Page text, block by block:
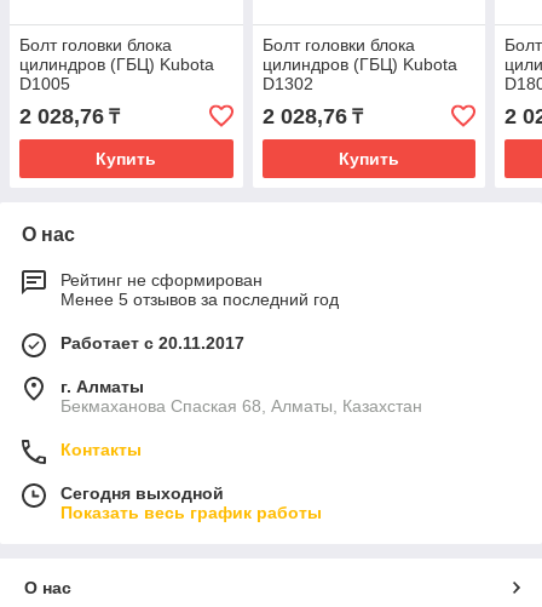
Болт головки блока
цилиндров (ГБЦ) Kubota
D1005
2 028,76 ₸
Купить
Болт головки блока
цилиндров (ГБЦ) Kubota
D1302
2 028,76₸
Купить
2
О нас
Рейтинг не сформирован
Менее 5 отзывов за последний год
Работает с 20.11.2017
г. Алматы
Бекмаханова Спаская 68, Алматы, Казахстан
Контакты
Сегодня выходной
Показать весь график работы
О нас